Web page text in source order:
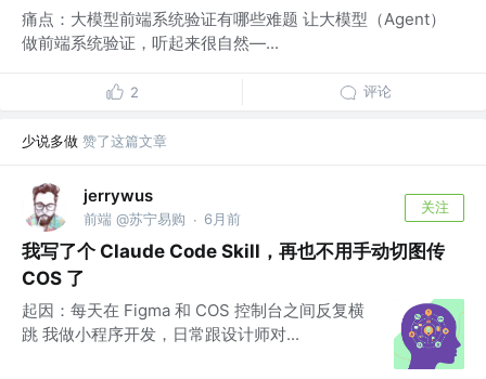
痛点：大模型前端系统验证有哪些难题 让大模型（Agent）
做前端系统验证，听起来很自然—...
2 评论
少说多做 赞了这篇文章
jerrywus
前端 @苏宁易购 · 6月前
关注
我写了个 Claude Code Skill，再也不用手动切图传
COS 了
起因：每天在 Figma 和 COS 控制台之间反复横
跳 我做小程序开发，日常跟设计师对...